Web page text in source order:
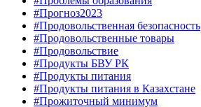
#Прогноз2023
#Продовольственная безопасность
#Продовольственные товары
#Продовольствие
#Продукты БВУ РК
#Продукты питания
#Продукты питания в Казахстане
#Прожиточный минимум